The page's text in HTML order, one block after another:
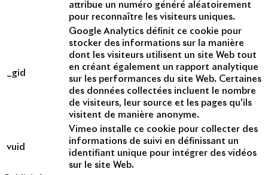
attribue un numéro généré aléatoirement
pour reconnaître les visiteurs uniques.
_gid
Google Analytics définit ce cookie pour
stocker des informations sur la manière
dont les visiteurs utilisent un site Web tout
en créant également un rapport analytique
sur les performances du site Web. Certaines
des données collectées incluent le nombre
de visiteurs, leur source et les pages qu'ils
visitent de manière anonyme.
vuid
Vimeo installe ce cookie pour collecter des
informations de suivi en définissant un
identifiant unique pour intégrer des vidéos
sur le site Web.